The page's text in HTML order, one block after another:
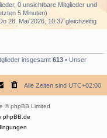
0 unsichtbare Mitglieder und
5 Minuten)
28. Mai 2026, 10:37 gleichzeitig
insgesamt 613 • Unser
Alle Zeiten sind UTC+02:00
© phpBB Limited
phpBB.de